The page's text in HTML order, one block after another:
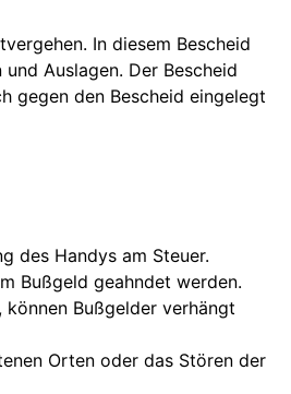
In diesem Bescheid
Auslagen. Der Bescheid
gegen den Bescheid eingelegt
des Handys am Steuer.
Bußgeld geahndet werden.
Bußgelder verhängt
Orten oder das Stören der